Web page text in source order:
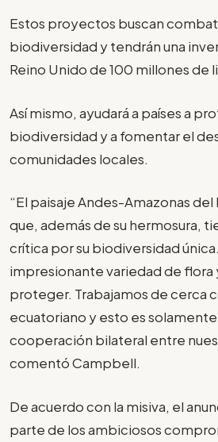
Estos proyectos buscan
biodiversidad y tendrán una
Reino Unido de 100 millones de
Así mismo, ayudará a países a
biodiversidad y a fomentar el
comunidades locales.
“El paisaje Andes-Amazonas
que, además de su hermosura,
crítica por su biodiversidad
impresionante variedad de flora
proteger. Trabajamos de cerca
ecuatoriano y esto es
cooperación bilateral entre
comentó Campbell.
De acuerdo con la misiva, el
parte de los ambiciosos